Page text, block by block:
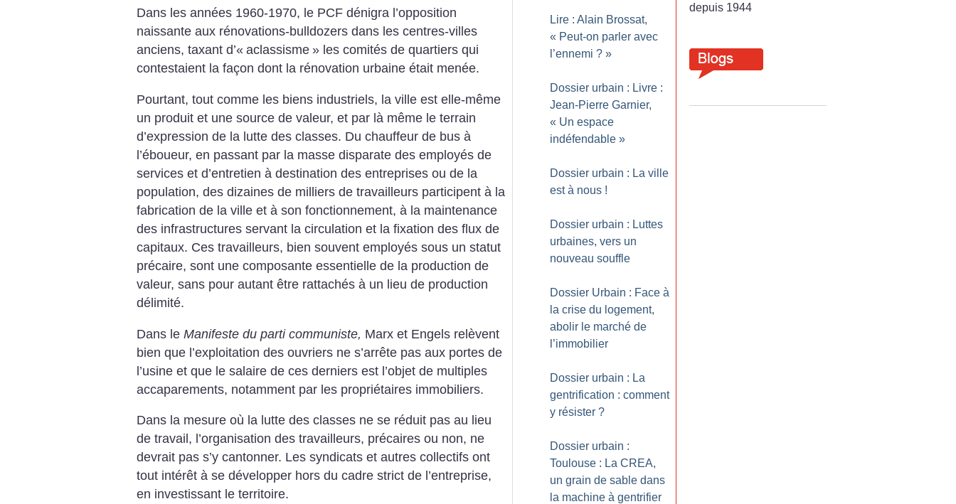
Dans les années 1960-1970, le PCF dénigra l’opposition
naissante aux rénovations-bulldozers dans les centres-villes
anciens, taxant d’« aclassisme » les comités de quartiers qui
contestaient la façon dont la rénovation urbaine était menée.
Pourtant, tout comme les biens industriels, la ville est elle-même
un produit et une source de valeur, et par là même le terrain
d’expression de la lutte des classes. Du chauffeur de bus à
l’éboueur, en passant par la masse disparate des employés de
services et d’entretien à destination des entreprises ou de la
population, des dizaines de milliers de travailleurs participent à la
fabrication de la ville et à son fonctionnement, à la maintenance
des infrastructures servant la circulation et la fixation des flux de
capitaux. Ces travailleurs, bien souvent employés sous un statut
précaire, sont une composante essentielle de la production de
valeur, sans pour autant être rattachés à un lieu de production
délimité.
Dans le Manifeste du parti communiste, Marx et Engels relèvent
bien que l’exploitation des ouvriers ne s’arrête pas aux portes de
l’usine et que le salaire de ces derniers est l’objet de multiples
accaparements, notamment par les propriétaires immobiliers.
Dans la mesure où la lutte des classes ne se réduit pas au lieu
de travail, l’organisation des travailleurs, précaires ou non, ne
devrait pas s’y cantonner. Les syndicats et autres collectifs ont
tout intérêt à se développer hors du cadre strict de l’entreprise,
en investissant le territoire.
Lire : Alain Brossat,
« Peut-on parler avec
l’ennemi ? »
Dossier urbain : Livre :
Jean-Pierre Garnier,
« Un espace
indéfendable »
Dossier urbain : La ville
est à nous !
Dossier urbain : Luttes
urbaines, vers un
nouveau souffle
Dossier Urbain : Face à
la crise du logement,
abolir le marché de
l’immobilier
Dossier urbain : La
gentrification : comment
y résister ?
Dossier urbain :
Toulouse : La CREA,
un grain de sable dans
la machine à gentrifier
depuis 1944